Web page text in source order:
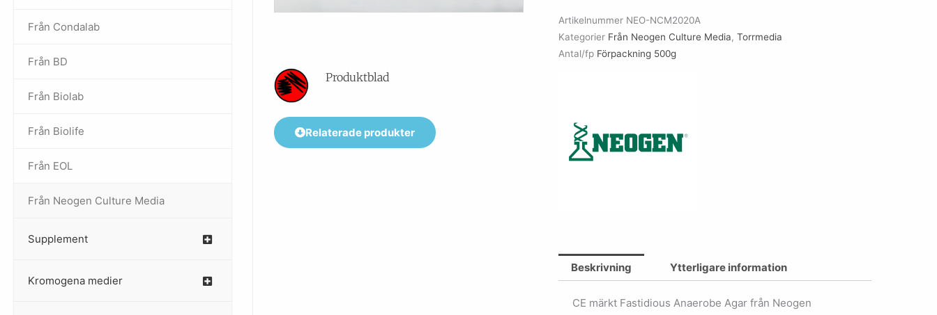
Från Condalab
Från BD
Från Biolab
–
Från Biolife
–
Från EOL
–
Från Neogen Culture Media
–
Supplement
–
Kromogena medier
–
Produktblad
Relaterade produkter
Artikelnummer NEO-NCM2020A
Kategorier Från Neogen Culture Media, Torrmedia
Antal/fp Förpackning 500g
Beskrivning Ytterligare information
CE märkt Fastidious Anaerobe Agar från Neogen